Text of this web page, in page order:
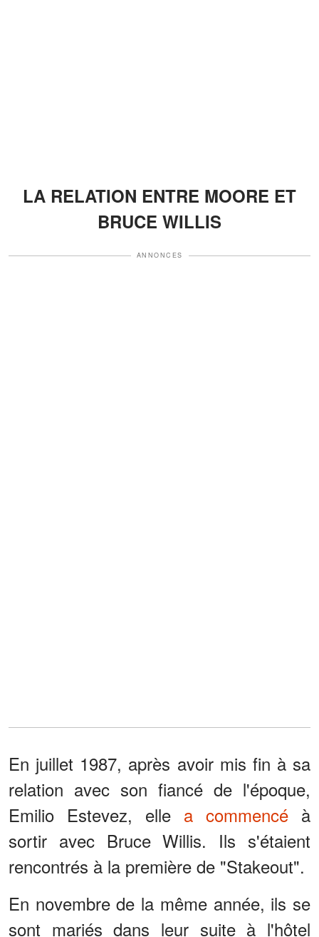
LA RELATION ENTRE MOORE ET
BRUCE WILLIS
ANNONCES
En juillet 1987, après avoir mis fin à sa
relation avec son fiancé de l'époque,
Emilio Estevez, elle a commencé à
sortir avec Bruce Willis. Ils s'étaient
rencontrés à la première de "Stakeout".
En novembre de la même année, ils se
sont mariés dans leur suite à l'hôtel